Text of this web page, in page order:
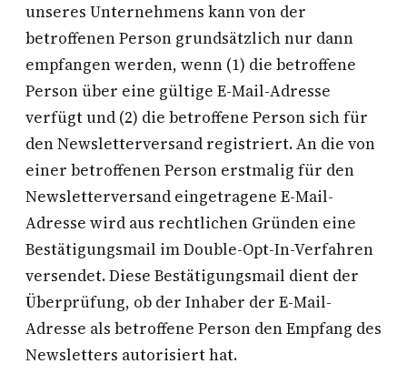
unseres Unternehmens kann von der
betroffenen Person grundsätzlich nur dann
empfangen werden, wenn (1) die betroffene
Person über eine gültige E-Mail-Adresse
verfügt und (2) die betroffene Person sich für
den Newsletterversand registriert. An die von
einer betroffenen Person erstmalig für den
Newsletterversand eingetragene E-Mail-
Adresse wird aus rechtlichen Gründen eine
Bestätigungsmail im Double-Opt-In-Verfahren
versendet. Diese Bestätigungsmail dient der
Überprüfung, ob der Inhaber der E-Mail-
Adresse als betroffene Person den Empfang des
Newsletters autorisiert hat.